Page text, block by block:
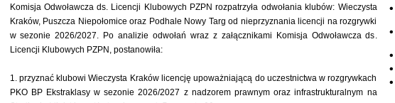
Komisja Odwoławcza ds. Licencji Klubowych PZPN rozpatrzyła odwołania klubów: Wieczysta
Kraków, Puszcza Niepołomice oraz Podhale Nowy Targ od nieprzyznania licencji na rozgrywki
w sezonie 2026/2027. Po analizie odwołań wraz z załącznikami Komisja Odwoławcza ds.
Licencji Klubowych PZPN, postanowiła:
1. przyznać klubowi Wieczysta Kraków licencję upoważniającą do uczestnictwa w rozgrywkach
PKO BP Ekstraklasy w sezonie 2026/2027 z nadzorem prawnym oraz infrastrukturalnym na